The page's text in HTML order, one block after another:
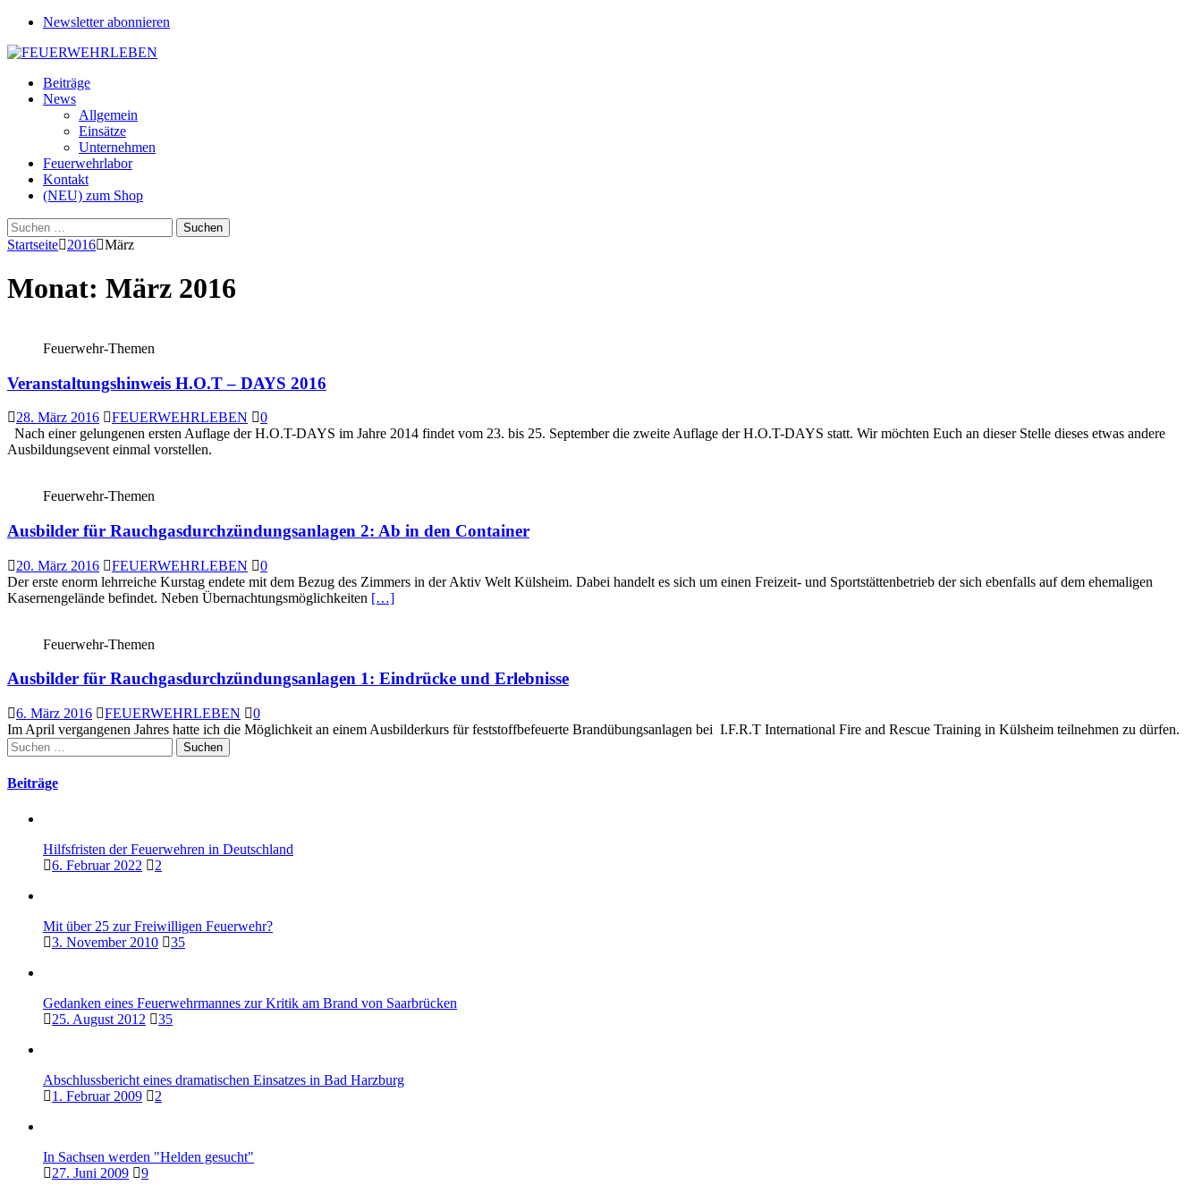
Newsletter abonnieren
Beiträge
News
Allgemein
Einsätze
Unternehmen
Feuerwehrlabor
Kontakt
(NEU) zum Shop
Suchen
nach:
Startseite 2016 März
Monat: März 2016
Feuerwehr-Themen
Veranstaltungshinweis H.O.T – DAYS 2016
28. März 2016 FEUERWEHRLEBEN
0
Nach einer gelungenen ersten Auflage der H.O.T-DAYS im Jahre 2014 findet vom 23. bis 25. September die zweite Auflage der H.O.T-DAYS statt. Wir möchten Euch an dieser Stelle dieses etwas andere
Ausbildungsevent einmal vorstellen.
Feuerwehr-Themen
Ausbilder für Rauchgasdurchzündungsanlagen 2: Ab in den Container
20. März 2016 FEUERWEHRLEBEN
0
Der erste enorm lehrreiche Kurstag endete mit dem Bezug des Zimmers in der Aktiv Welt Külsheim. Dabei handelt es sich um einen Freizeit- und Sportstättenbetrieb der sich ebenfalls auf dem ehemaligen
Kasernengelände befindet. Neben Übernachtungsmöglichkeiten […]
Feuerwehr-Themen
Ausbilder für Rauchgasdurchzündungsanlagen 1: Eindrücke und Erlebnisse
6. März 2016 FEUERWEHRLEBEN
0
Im April vergangenen Jahres hatte ich die Möglichkeit an einem Ausbilderkurs für feststoffbefeuerte Brandübungsanlagen bei I.F.R.T International Fire and Rescue Training in Külsheim teilnehmen zu dürfen.
Suchen
nach:
Beiträge
Hilfsfristen der Feuerwehren in Deutschland
6. Februar 2022
2
Mit über 25 zur Freiwilligen Feuerwehr?
3. November 2010
35
Gedanken eines Feuerwehrmannes zur Kritik am Brand von Saarbrücken
25. August 2012
35
Abschlussbericht eines dramatischen Einsatzes in Bad Harzburg
1. Februar 2009
2
In Sachsen werden "Helden gesucht"
27. Juni 2009
9